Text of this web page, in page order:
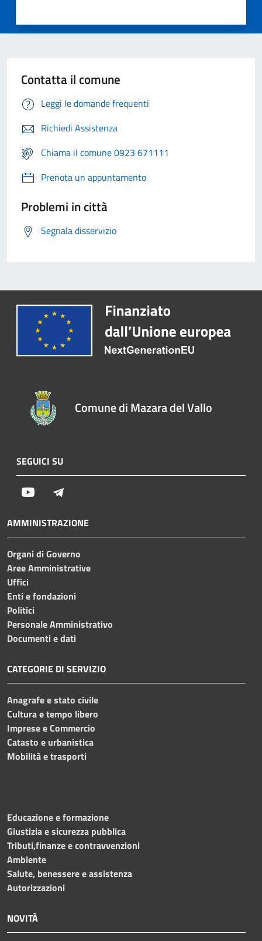
Contatta il comune
Leggi le domande frequenti
Richiedi Assistenza
Chiama il comune 0923 671111
Prenota un appuntamento
Problemi in città
Segnala disservizio
Comune di Mazara del Vallo
SEGUICI SU
Youtube
AMMINISTRAZIONE
Organi di Governo
Aree Amministrative
Uffici
Enti e fondazioni
Politici
Personale Amministrativo
Documenti e dati
CATEGORIE DI SERVIZIO
Anagrafe e stato civile
Cultura e tempo libero
Imprese e Commercio
Catasto e urbanistica
Mobilità e trasporti
Educazione e formazione
Giustizia e sicurezza pubblica
Tributi,finanze e contravvenzioni
Ambiente
Salute, benessere e assistenza
Autorizzazioni
NOVITÀ